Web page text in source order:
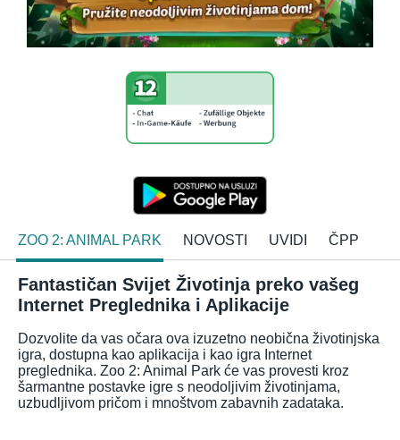
ZOO 2: ANIMAL PARK NOVOSTI UVIDI ČPP
Fantastičan Svijet Životinja preko vašeg
Internet Preglednika i Aplikacije
Dozvolite da vas očara ova izuzetno neobična životinjska
igra, dostupna kao aplikacija i kao igra Internet
preglednika. Zoo 2: Animal Park će vas provesti kroz
šarmantne postavke igre s neodoljivim životinjama,
uzbudljivom pričom i mnoštvom zabavnih zadataka.